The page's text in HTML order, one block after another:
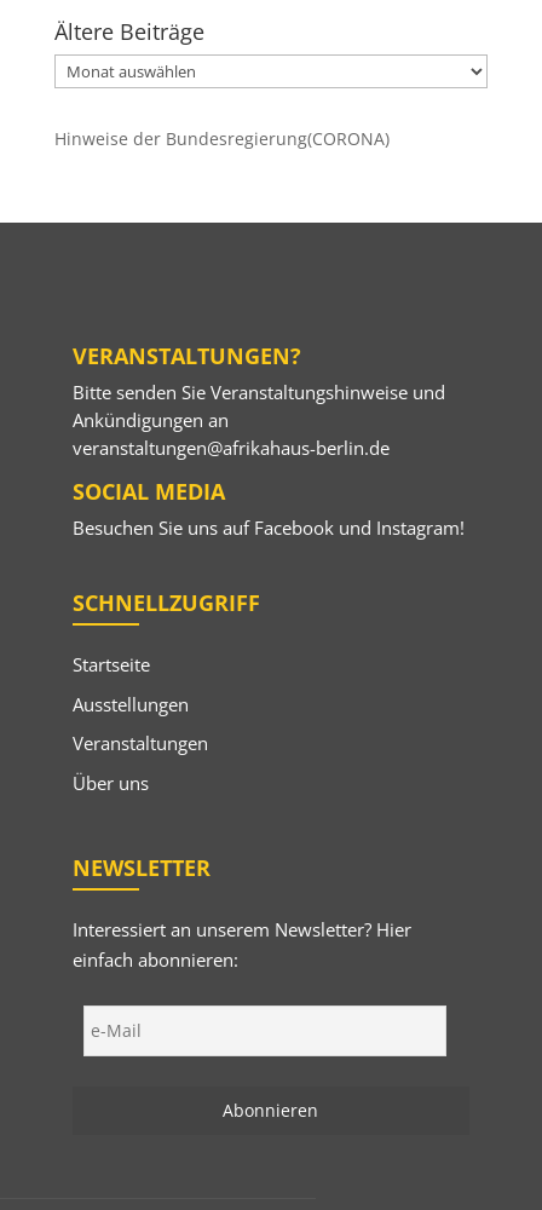
Ältere Beiträge
Ältere
Beiträge
Hinweise der Bundesregierung(CORONA)
VERANSTALTUNGEN?
Bitte senden Sie Veranstaltungshinweise und
Ankündigungen an
veranstaltungen@afrikahaus-berlin.de
SOCIAL MEDIA
Besuchen Sie uns auf Facebookund Instagram!
SCHNELLZUGRIFF
Startseite
Ausstellungen
Veranstaltungen
Über uns
NEWSLETTER
Interessiert an unserem Newsletter? Hier
einfach abonnieren: